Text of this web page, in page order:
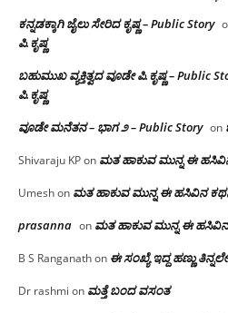
ಕನ್ನಡಕ್ಕಾಗಿ ಜೈಲು ಸೇರಿದ ಕೃಷ್ಣ – Public Story
ಪಿ.ಕೃಷ್ಣ
ಬಹುಮುಖ ವ್ಯಕ್ತಿತ್ವದ ವೂಡೇ ಪಿ.ಕೃಷ್ಣ – Public
ಪಿ.ಕೃಷ್ಣ
ವೂಡೇ ಮನೆತನ – ಭಾಗ ೨ – Public Story on
Shivaraju KPon ಮತ ಹಾಕುವ ಮುನ್ನ ಈ
Umeshon ಮತ ಹಾಕುವ ಮುನ್ನ ಈ ಹಸಿವಿನ
prasanna on ಮತ ಹಾಕುವ ಮುನ್ನ ಈ
B S Ranganathon ಈ ಸಂಖ್ಯೆ ಇದ್ದ ಹಣ್ಣು
Dr rashmi on ಮತ್ತೆ ಬಂದ ವಸಂತ